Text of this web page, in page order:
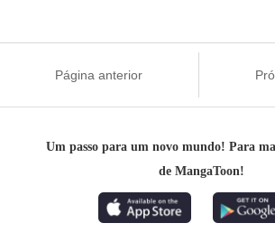
Página anterior
Um passo para um novo mundo! Para
de MangaToon!